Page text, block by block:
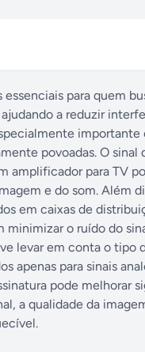
para quem
a reduzir
povoadas. O
amplificador para TV
e do som. Além
em caixas de
o ruído do
levar em conta o
apenas para sinais
pode melhorar
a qualidade da